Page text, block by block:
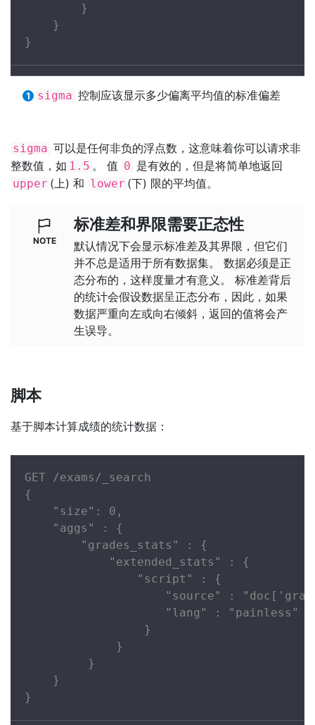
        }
    }
}
sigma 控制应该显示多少偏离平均值的标准偏差
sigma 可以是任何非负的浮点数，这意味着你可以请求非
整数值，如 1.5 。 值 0 是有效的，但是将简单地返回
upper (上) 和 lower (下) 限的平均值。
标准差和界限需要正态性
默认情况下会显示标准差及其界限，但它们
并不总是适用于所有数据集。 数据必须是正
态分布的，这样度量才有意义。 标准差背后
的统计会假设数据呈正态分布，因此，如果
数据严重向左或向右倾斜，返回的值将会产
生误导。
脚本
基于脚本计算成绩的统计数据：
GET /exams/_search
{
    "size": 0,
    "aggs" : {
        "grades_stats" : {
            "extended_stats" : {
                "script" : {
"source" :
                    "lang" : "painless"
                 }
             }
         }
    }
}